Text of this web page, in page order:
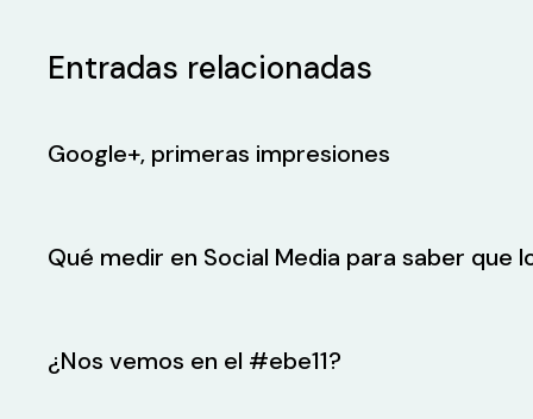
Entradas relacionadas
Google+, primeras impresiones
Qué medir en Social Media para saber que
¿Nos vemos en el #ebe11?